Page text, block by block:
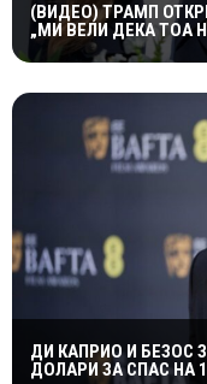
(ВИДЕО) ТРАМП
„МИ ВЕЛИ ДЕКА ТОА
ДИ КАПРИО И БЕЗОС
ДОЛАРИ ЗА СПАС НА